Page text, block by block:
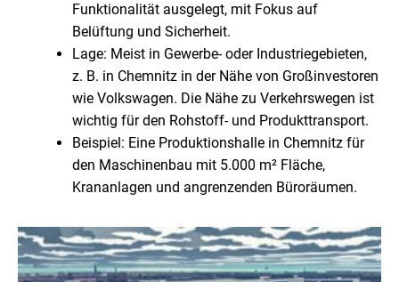
Funktionalität ausgelegt, mit Fokus auf
Belüftung und Sicherheit.
Lage: Meist in Gewerbe- oder Industriegebieten,
z. B. in Chemnitz in der Nähe von Großinvestoren
wie Volkswagen. Die Nähe zu Verkehrswegen ist
wichtig für den Rohstoff- und Produkttransport.
Beispiel: Eine Produktionshalle in Chemnitz für
den Maschinenbau mit 5.000 m² Fläche,
Krananlagen und angrenzenden Büroräumen.